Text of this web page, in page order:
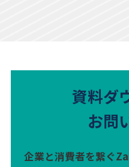
資料ダ
お問
企業と消費者を繋ぐ